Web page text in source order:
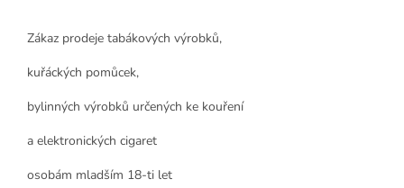
Zákaz prodeje tabákových výrobků,
kuřáckých pomůcek,
bylinných výrobků určených ke kouření
a elektronických cigaret
osobám mladším 18-ti let